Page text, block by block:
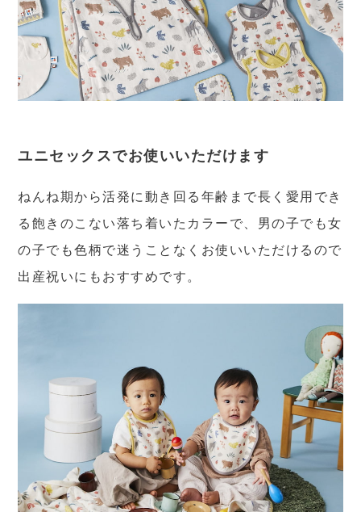
ユニセックスでお使いいただけます
ねんね期から活発に動き回る年齢まで長く愛用でき
る飽きのこない落ち着いたカラーで、男の子でも女
の子でも色柄で迷うことなくお使いいただけるので
出産祝いにもおすすめです。